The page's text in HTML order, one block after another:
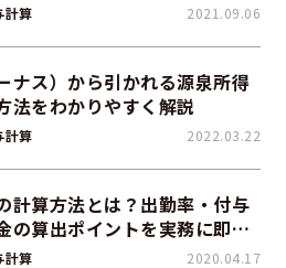
計算 2021.09.06
ナス）から引かれる源泉所得
法をわかりやすく解説
計算 2022.03.22
計算方法とは？出勤率・付与
の算出ポイントを実務に即し
計算 2020.04.17